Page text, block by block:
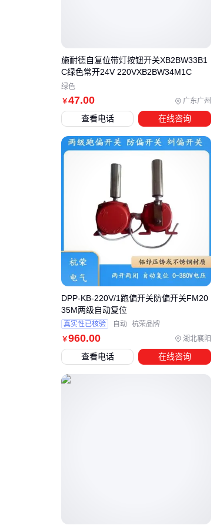
￥47.00 广东广州
施耐德自复位带灯按钮开关XB2BW33B1
C绿色常开24V 220VXB2BW34M1C
绿色
查看电话 在线咨询
￥960.00 湖北襄阳
DPP-KB-220V/1跑偏开关防偏开关FM20
35M两级自动复位
真实性已核验 自动 杭荣品牌
查看电话 在线咨询